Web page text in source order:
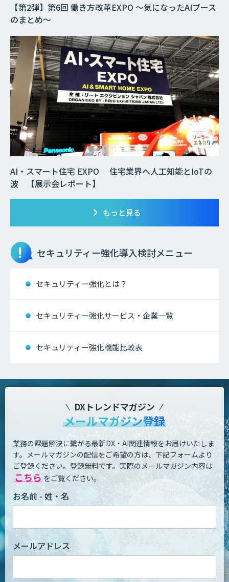
【第2弾】第6回 働き方改革EXPO ～気になったAIブース
のまとめ～
AI・スマート住宅 EXPO 住宅業界へ人工知能とIoTの
波 【展示会レポート】
もっと見る
セキュリティー強化導入検討メニュー
セキュリティー強化とは？
セキュリティー強化サービス・企業一覧
セキュリティー強化機能比較表
DXトレンドマガジン
メールマガジン登録
業務の課題解決に繋がる最新DX・AI関連情報をお届けいたしま
す。 メールマガジンの配信をご希望の方は、下記フォームより
ご登録ください。登録無料です。 実際のメールマガジン内容は
こちら をご覧ください。
お名前 - 姓・名
メールアドレス